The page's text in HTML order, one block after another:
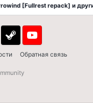
[Fullrest repack] и
Обратная связь
Steam Youtube